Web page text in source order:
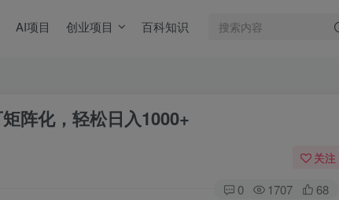
AI项目 创业项目 百科知识
阵化，轻松日入1000+
关注
0 1707 68